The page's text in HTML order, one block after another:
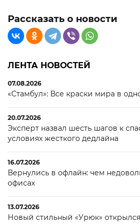
Рассказать о новости
ЛЕНТА НОВОСТЕЙ
07.08.2026
«Стамбул»: Все краски мира в
20.07.2026
Эксперт назвал шесть шагов к
условиях жесткого дедлайна
16.07.2026
Вернулись в офлайн: чем
офисах
13.07.2026
Новый стильный «Урюк»